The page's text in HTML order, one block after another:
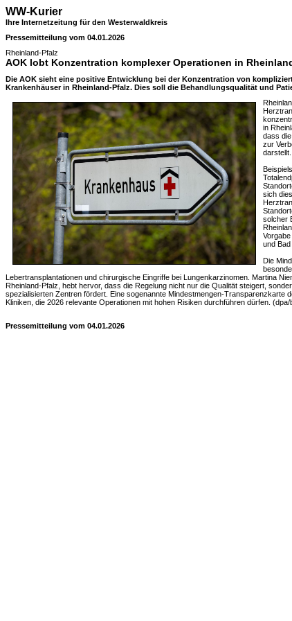
WW-Kurier
Ihre Internetzeitung für den Westerwaldkreis
Pressemitteilung vom 04.01.2026
Rheinland-Pfalz
AOK lobt Konzentration komplexer Operationen in
Die AOK sieht eine positive Entwicklung bei der Konzentration von
Krankenhäuser in Rheinland-Pfalz. Dies soll die Behandlungsqualität und
in
dass
zur
darstellt.
sich
solcher
und Bad
Die
Lebertransplantationen und chirurgische Eingriffe bei Lungenkarzinomen. Martina
Rheinland-Pfalz, hebt hervor, dass die Regelung nicht nur die Qualität steigert,
spezialisierten Zentren fördert. Eine sogenannte Mindestmengen-Transparenzkarte
Kliniken, die 2026 relevante Operationen mit hohen Risiken durchführen dürfen.
Pressemitteilung vom 04.01.2026